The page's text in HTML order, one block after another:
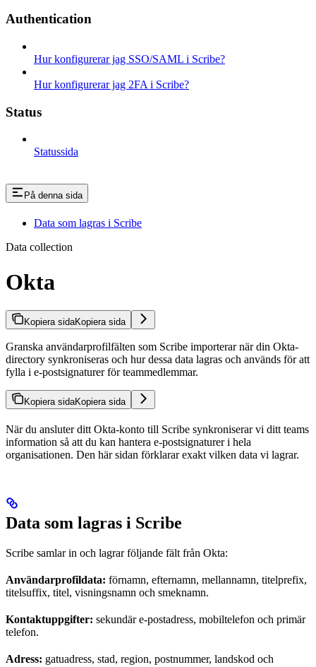
Authentication
Hur konfigurerar jag SSO/SAML i Scribe?
Hur konfigurerar jag 2FA i Scribe?
Status
Statussida
På denna sida
Data som lagras i Scribe
Data collection
Okta
Kopiera sidaKopiera sida
Granska användarprofilfälten som Scribe importerar när din Okta-
directory synkroniseras och hur dessa data lagras och används för att
fylla i e-postsignaturer för teammedlemmar.
Kopiera sidaKopiera sida
När du ansluter ditt Okta-konto till Scribe synkroniserar vi ditt teams
information så att du kan hantera e-postsignaturer i hela
organisationen. Den här sidan förklarar exakt vilken data vi lagrar.
Data som lagras i Scribe
Scribe samlar in och lagrar följande fält från Okta:
Användarprofildata: förnamn, efternamn, mellannamn, titelprefix,
titelsuffix, titel, visningsnamn och smeknamn.
Kontaktuppgifter: sekundär e-postadress, mobiltelefon och primär
telefon.
Adress: gatuadress, stad, region, postnummer, landskod och